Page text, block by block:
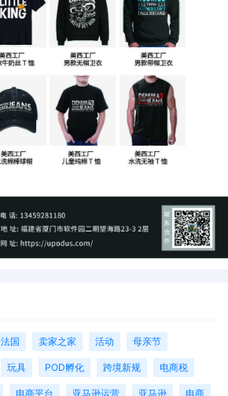
法国 卖家之家 活动 母亲节
玩具 POD孵化 跨境新规 电商税
电商平台 亚马逊运营 亚马逊 电商